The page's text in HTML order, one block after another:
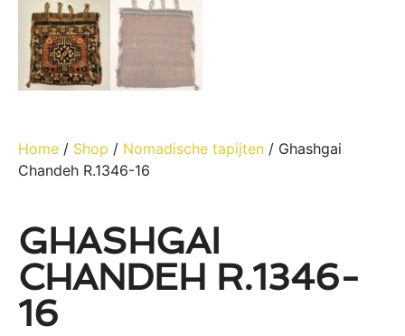
Home / Shop / Nomadische tapijten / Ghashgai
Chandeh R.1346-16
GHASHGAI
CHANDEH R.1346-
16